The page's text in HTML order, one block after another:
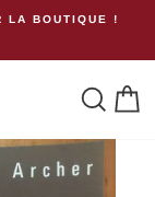
LA BOUTIQUE !